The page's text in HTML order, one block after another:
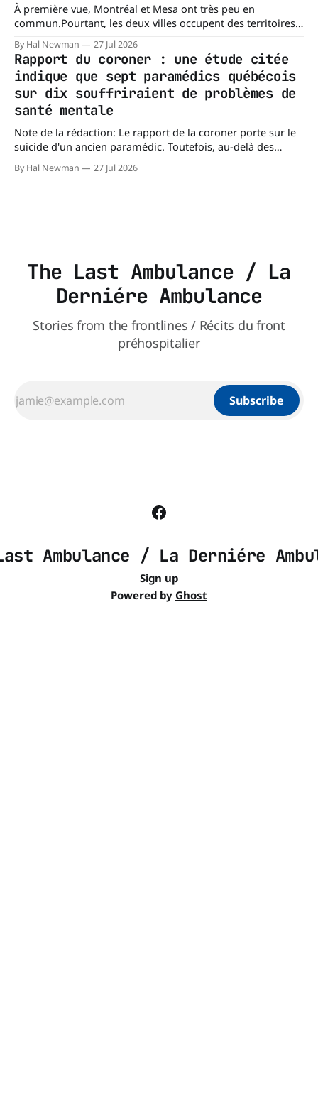
À première vue, Montréal et Mesa ont très peu en
commun.Pourtant, les deux villes occupent des territoires
(138,7 milles carrés), alors que l'île de Montréal s'étend sur
près de 499 km². La différence n'est
By Hal Newman 27 Jul 2026
Rapport du coroner : une étude citée
indique que sept paramédics québécois
sur dix souffriraient de problèmes de
santé mentale
Note de la rédaction: Le rapport de la coroner porte sur le
suicide d'un ancien paramédic. Toutefois, au-delà des
une question plus large : les blessures psychologiques chez
By Hal Newman 27 Jul 2026
The Last Ambulance / La
Derniére Ambulance
Stories from the frontlines / Récits du front
préhospitalier
Subscribe
Ambulance / La Derniére
Sign up
Powered by Ghost